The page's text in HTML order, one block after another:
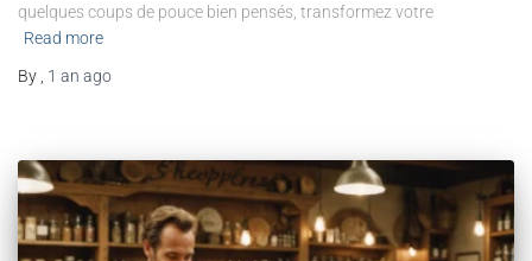
quelques coups de pouce bien pensés, transformez votre
Read more
By
1 an ago